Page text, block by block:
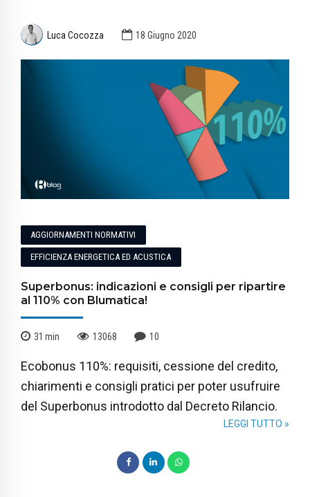
Luca Cocozza 18 Giugno 2020
AGGIORNAMENTI NORMATIVI
EFFICIENZA ENERGETICA ED ACUSTICA
Superbonus: indicazioni e consigli per ripartire
al 110% con Blumatica!
31 min 13068 10
Ecobonus 110%: requisiti, cessione del credito,
chiarimenti e consigli pratici per poter usufruire
del Superbonus introdotto dal Decreto Rilancio.
LEGGI TUTTO »